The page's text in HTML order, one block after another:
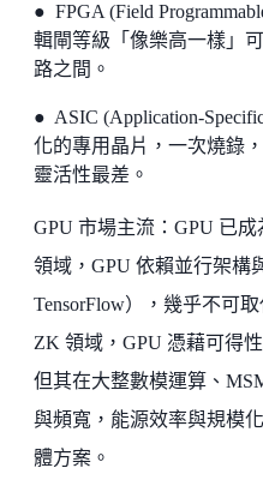
● FPGA (Field
輯閘等級「像樂高一樣」
路之間。
● ASIC (Application-
化的專用晶片，一次燒錄
靈活性最差。
GPU 市場主流：GPU 已
領域，GPU 依賴並行架構
TensorFlow），幾乎不可
ZK 領域，GPU 憑藉可得
但其在大整數模運算、
與頻寬，能源效率與規模
體方案。